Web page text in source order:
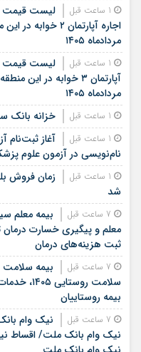
لیست قیمت
اجاره آپارتمان ۲
مردادماه ۱۴۰۵
لیست قیمت
آپارتمان ۳ خوابه در
مردادماه ۱۴۰۵
خزانه بانک
آغاز ثبت‌نام
نام‌نویسی در آزمون علوم
زمان فروش
شد
معلم و پیگیری خسارت
ثبت هزینه‌های درمان
بیمه
سلامت
بیمه روستاییان
نیک وام بانک ملت/ اقساط